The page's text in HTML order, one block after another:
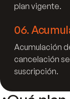
plan vigente.
06.
Acumulación
cancelación
suscripción.